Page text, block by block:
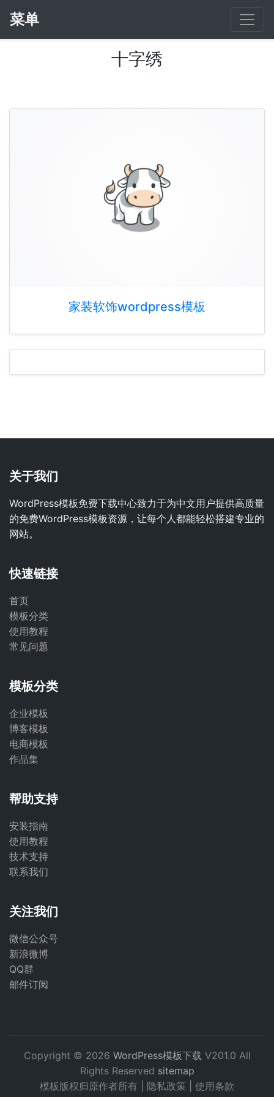
菜单
十字绣
家装软饰wordpress模板
关于我们
WordPress模板免费下载中心致力于为中文用户提供高质量
的免费WordPress模板资源，让每个人都能轻松搭建专业的
网站。
快速链接
首页
模板分类
使用教程
常见问题
模板分类
企业模板
博客模板
电商模板
作品集
帮助支持
安装指南
使用教程
技术支持
联系我们
关注我们
微信公众号
新浪微博
QQ群
邮件订阅
Copyright © 2026 WordPress模板下载 V201.0 All
Rights Reserved sitemap
模板版权归原作者所有 | 隐私政策 使用条款